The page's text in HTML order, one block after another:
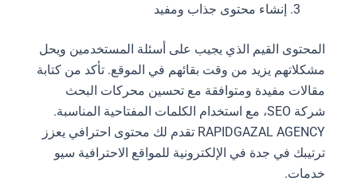
إنشاء محتوى جذاب ومفيد
المحتوى القيم الذي يجيب على أسئلة المستخدمين ويحل
مشكلاتهم يزيد من وقت بقائهم في الموقع. تأكد من كتابة
مقالات مفيدة ومتوافقة مع تحسين محركات البحث
شركة SEO، مع استخدام الكلمات المفتاحية المناسبة.
RAPIDGAZAL AGENCY تقدم لك محتوى احترافي يعزز
ترتيبك في جدة في الإلكترونية للمواقع الاحترافية سيو
خدمات.